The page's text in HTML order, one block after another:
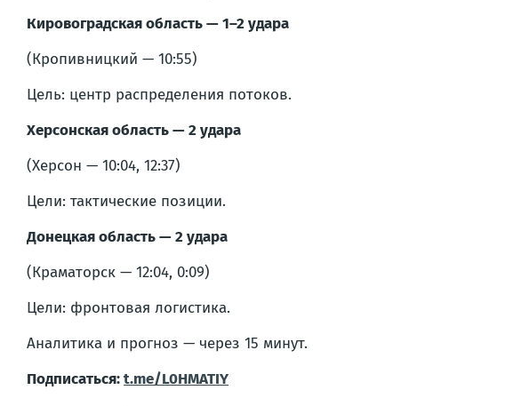
Кировоградская область — 1–2 удара
(Кропивницкий — 10:55)
Цель: центр распределения потоков.
Херсонская область — 2 удара
(Херсон — 10:04, 12:37)
Цели: тактические позиции.
Донецкая область — 2 удара
(Краматорск — 12:04, 0:09)
Цели: фронтовая логистика.
Аналитика и прогноз — через 15 минут.
Подписаться:t.me/L0HMATIY